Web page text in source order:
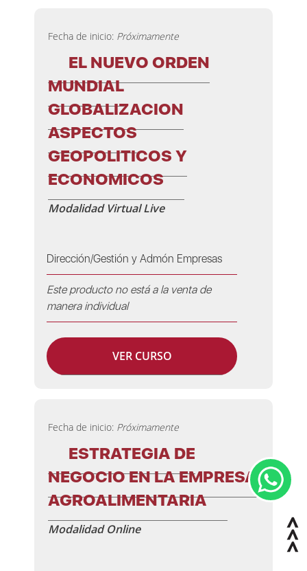
Fecha de inicio: Próximamente
EL NUEVO ORDEN
MUNDIAL
GLOBALIZACION
ASPECTOS
GEOPOLITICOS Y
ECONOMICOS
Modalidad Virtual Live
Dirección/Gestión y Admón Empresas
Este producto no está a la venta de
manera individual
VER CURSO
Fecha de inicio: Próximamente
ESTRATEGIA DE
NEGOCIO EN LA EMPRESA
AGROALIMENTARIA
Modalidad Online